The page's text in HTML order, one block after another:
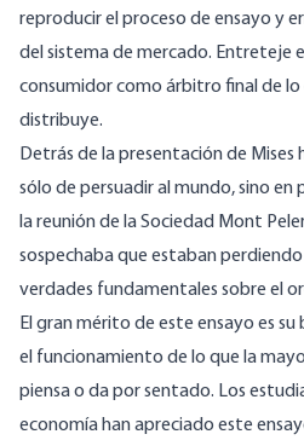
reproducir el proceso de ensayo y
del sistema de mercado. Entreteje
consumidor como árbitro final de lo
distribuye.
Detrás de la presentación de Mises
sólo de persuadir al mundo, sino en
la reunión de la Sociedad Mont
sospechaba que estaban
verdades fundamentales sobre el
El gran mérito de este ensayo es
el funcionamiento de lo que la
piensa o da por sentado. Los
economía han apreciado este